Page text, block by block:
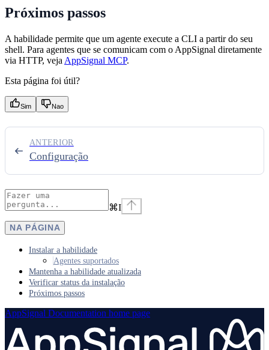
Próximos passos
A habilidade permite que um agente execute a CLI a partir do seu
shell. Para agentes que se comunicam com o AppSignal diretamente
via HTTP, veja AppSignal MCP.
Esta página foi útil?
Sim Nao
Configuração
ANTERIOR
⌘I
NA PÁGINA
Instalar a habilidade
Agentes suportados
Mantenha a habilidade atualizada
Verificar status da instalação
Próximos passos
AppSignal Documentation home page